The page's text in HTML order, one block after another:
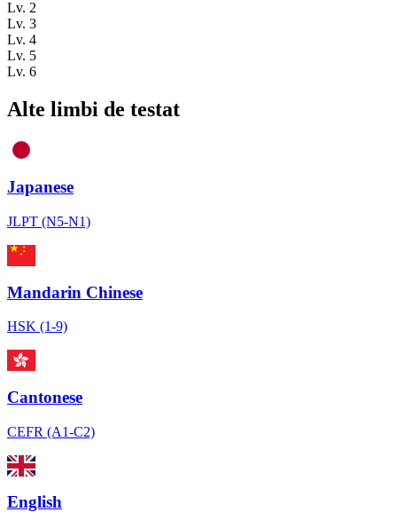
Lv. 2
Lv. 3
Lv. 4
Lv. 5
Lv. 6
Alte limbi de testat
Japanese
JLPT (N5-N1)
Mandarin Chinese
HSK (1-9)
Cantonese
CEFR (A1-C2)
English